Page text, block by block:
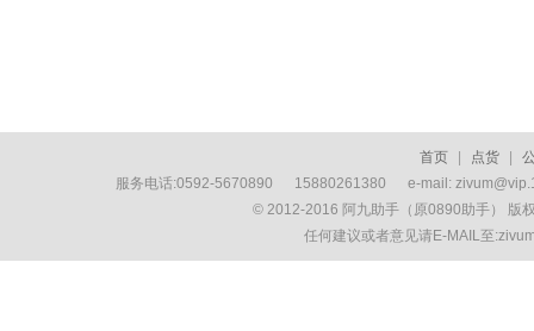
首页 点货
服务电话:0592-5670890 15880261380 e-mail:
© 2012-2016 阿九助手（原0890助手） 版
任何建议或者意见请E-MAIL至